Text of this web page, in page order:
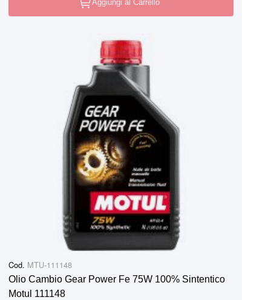
Aggiungi al Carrello
Cod. MTU-111148
Olio Cambio Gear Power Fe 75W 100% Sintentico
Motul 111148